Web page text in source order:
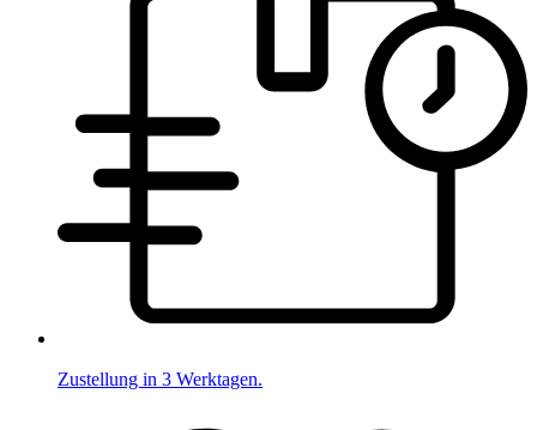
Zustellung in 3 Werktagen.